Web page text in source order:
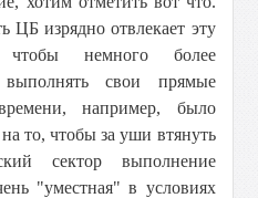
ЦБ изрядно отвлекает эту
немного более
свои прямые
например, было
то, чтобы за уши втянуть
сектор выполнение
"уместная" в условиях